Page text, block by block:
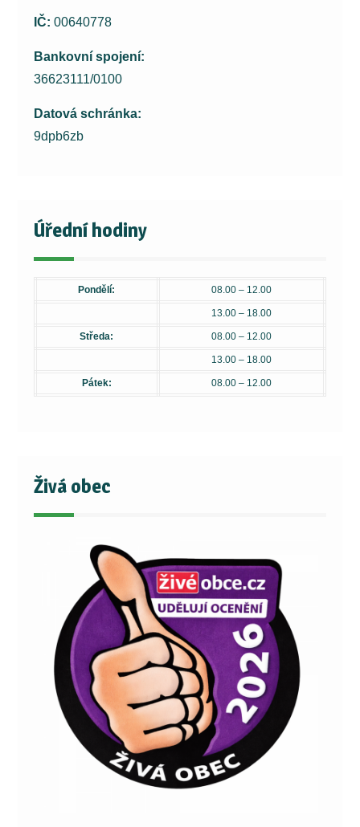
IČ: 00640778
Bankovní spojení:
36623111/0100
Datová schránka:
9dpb6zb
Úřední hodiny
Pondělí: 08.00 – 12.00
13.00 – 18.00
Středa: 08.00 – 12.00
13.00 – 18.00
Pátek: 08.00 – 12.00
Živá obec